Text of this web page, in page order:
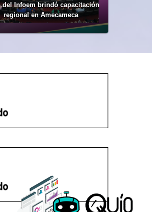
del Infoem brindó capacitación
regional en Amecameca